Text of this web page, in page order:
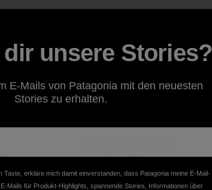
Prophet
Sonnie
on 24 Hours
Hell
Sonnie Trotter
7 Min. Lesezeit
unsere Stories?
E-Mails von Patagonia mit den neuesten
Stories zu erhalten.
Taste, erkläre mich damit einverstanden, dass Patagonia meine E-Mail-
Mails für Produkt-Highlights, spannende Stories, Informationen über